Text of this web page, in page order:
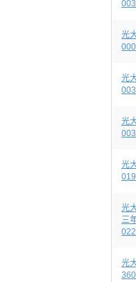
光
光
光
光
光
三
光